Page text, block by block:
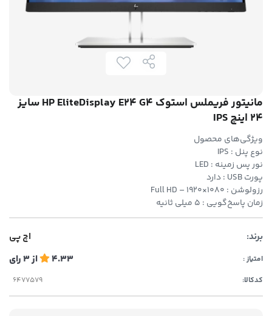
مانیتور فریملس استوک HP EliteDisplay E24 G4 سایز
24 اینچ IPS
ویژگی‌های محصول
نوع پنل : IPS
نور پس زمینه : LED
پورت USB : دارد
رزولوشن : 1080×1920 – Full HD
زمان پاسخ‌گویی : 5 میلی ثانیه
برند: اچ پی
امتیاز : 4.33 از3رای
کدکالا: